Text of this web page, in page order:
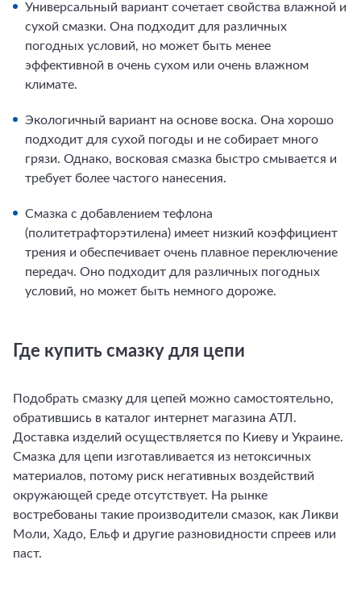
Универсальный вариант сочетает свойства влажной и
сухой смазки. Она подходит для различных
погодных условий, но может быть менее
эффективной в очень сухом или очень влажном
климате.
Экологичный вариант на основе воска. Она хорошо
подходит для сухой погоды и не собирает много
грязи. Однако, восковая смазка быстро смывается и
требует более частого нанесения.
Смазка с добавлением тефлона
(политетрафторэтилена) имеет низкий коэффициент
трения и обеспечивает очень плавное переключение
передач. Оно подходит для различных погодных
условий, но может быть немного дороже.
Где купить смазку для цепи
Подобрать смазку для цепей можно самостоятельно,
обратившись в каталог интернет магазина АТЛ .
Доставка изделий осуществляется по Киеву и Украине.
Смазка для цепи изготавливается из нетоксичных
материалов, потому риск негативных воздействий
окружающей среде отсутствует. На рынке
востребованы такие производители смазок, как Ликви
Моли, Хадо, Ельф и другие разновидности спреев или
паст.